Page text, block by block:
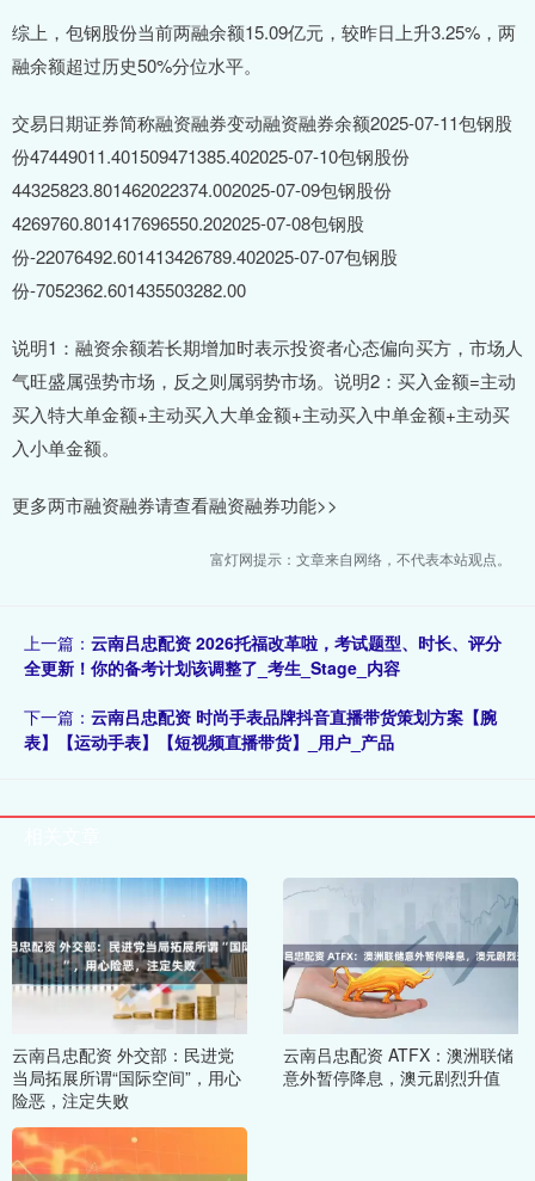
综上，包钢股份当前两融余额15.09亿元，较昨日上升3.25%，两
融余额超过历史50%分位水平。
交易日期证券简称融资融券变动融资融券余额2025-07-11包钢股
份47449011.401509471385.402025-07-10包钢股份
44325823.801462022374.002025-07-09包钢股份
4269760.801417696550.202025-07-08包钢股
份-22076492.601413426789.402025-07-07包钢股
份-7052362.601435503282.00
说明1：融资余额若长期增加时表示投资者心态偏向买方，市场人
气旺盛属强势市场，反之则属弱势市场。说明2：买入金额=主动
买入特大单金额+主动买入大单金额+主动买入中单金额+主动买
入小单金额。
更多两市融资融券请查看融资融券功能>>
富灯网提示：文章来自网络，不代表本站观点。
上一篇： 云南吕忠配资 2026托福改革啦，考试题型、时长、评分
全更新！你的备考计划该调整了_考生_Stage_内容
下一篇： 云南吕忠配资 时尚手表品牌抖音直播带货策划方案【腕
表】【运动手表】【短视频直播带货】_用户_产品
云南吕忠配资 外交部：民进党
当局拓展所谓“国际空间”，用心
险恶，注定失败
云南吕忠配资 ATFX：澳洲联储
意外暂停降息，澳元剧烈升值